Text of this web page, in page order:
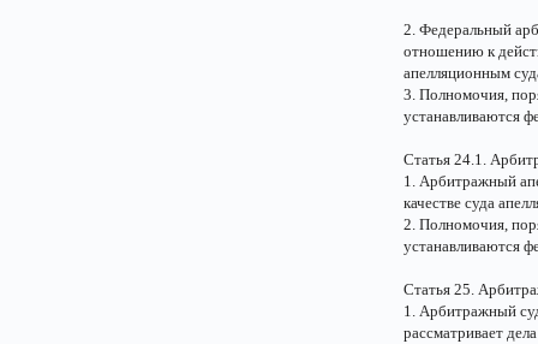
2. Федеральный
отношению к
апелляционным
3. Полномочия,
устанавливаются
Статья 24.1.
1. Арбитражный
качестве суда
2. Полномочия,
устанавливаются
Статья 25.
1. Арбитражный
рассматривает